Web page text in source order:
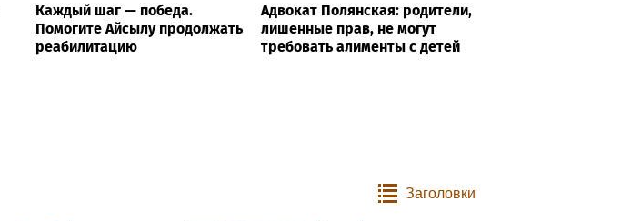
Каждый шаг — победа.
Помогите Айсылу продолжать
реабилитацию
Адвокат Полянская: родители,
лишенные прав, не могут
требовать алименты с детей
Заголовки